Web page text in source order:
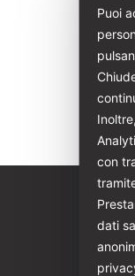
Puoi
con
dati